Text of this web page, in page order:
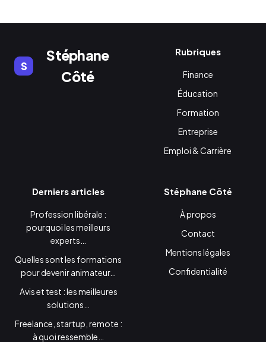
S
Stéphane
Côté
Rubriques
Finance
Éducation
Formation
Entreprise
Emploi & Carrière
Derniers articles
Profession libérale :
pourquoi les meilleurs
experts…
Quelles sont les formations
pour devenir animateur…
Avis et test : les meilleures
solutions…
Freelance, startup, remote :
à quoi ressemble…
Stéphane Côté
À propos
Contact
Mentions légales
Confidentialité